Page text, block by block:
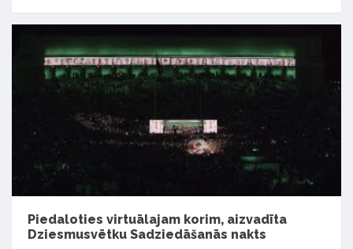
Piedaloties virtuālajam korim, aizvadīta
Dziesmusvētku Sadziedāšanās nakts